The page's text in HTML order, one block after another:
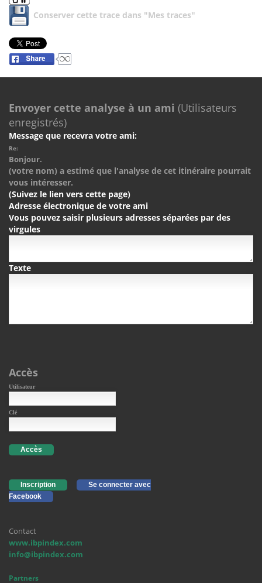
Conserver cette trace dans "Mes traces"
Envoyer cette analyse à un ami (Utilisateurs
enregistrés)
Message que recevra votre ami:
Re:
Bonjour.
(votre nom) a estimé que l'analyse de cet itinéraire pourrait
vous intéresser.
(Suivez le lien vers cette page)
Adresse électronique de votre ami
Vous pouvez saisir plusieurs adresses séparées par des
virgules
Texte
Accès
Utilisateur
Clé
Accès
Inscription
Se connecter avec
Facebook
Contact
www.ibpindex.com
info@ibpindex.com
Partners